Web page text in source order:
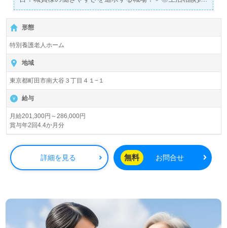
正社員募集◎
【月給201,300円～286,000円】＊介護福祉士、社会福祉
士、精神保健福祉士有資格者向け求人＊『町田駅』徒歩17
分。
入所定員110名（ユニット型個室/多床室）『特別養護老人
ホーム友愛荘』社会福祉法人友愛十字会（本部：東京都世
田谷区）様の運営です。東京都を中心に特別養護老人ホー
ム、デイサービス、ショートステイ、地域包括支援センタ
◎外部研修『福祉職員キャリアパス対応生涯研修課程』実
施！支え合い、成長し合う職員様をバックアップされる事
業所様！◎
看護助手や介護職をベースに生活相談員経験のある方をお
迎えします。特別養護老人ホームでの勤務経験は問いませ
の想いに寄り添いたい』『相談員としての専門性を高めた
い』『メリハリつけて働きたい』『転職で施設形態や環境
を変えて働きたい』等の方も大歓迎です。こちらの求人は
形態
特別養護老人ホーム
地域
東京都町田市南大谷３丁目４１−１
給与
月給201,300円～286,000円
賞与年2回4.4か月分
詳細を見る 無料 お問合せ